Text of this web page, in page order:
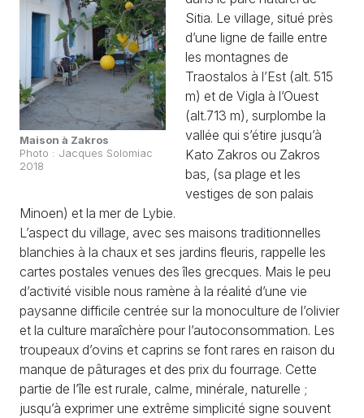
Maison à Zakros
Photo : Jacques Solomiac
2018
Sitia. Le village, situé près
d’une ligne de faille entre
les montagnes de
Traostalos à l’Est (alt. 515
m) et de Vigla à l’Ouest
(alt.713 m), surplombe la
vallée qui s’étire jusqu’à
Kato Zakros ou Zakros
bas, (sa plage et les
vestiges de son palais
Minoen) et la mer de Lybie.
L’aspect du village, avec ses maisons traditionnelles
blanchies à la chaux et ses jardins fleuris, rappelle les
cartes postales venues des îles grecques. Mais le peu
d’activité visible nous ramène à la réalité d’une vie
paysanne difficile centrée sur la monoculture de l’olivier
et la culture maraîchère pour l’autoconsommation. Les
troupeaux d’ovins et caprins se font rares en raison du
manque de pâturages et des prix du fourrage. Cette
partie de l’île est rurale, calme, minérale, naturelle ;
jusqu’à exprimer une extrême simplicité signe souvent